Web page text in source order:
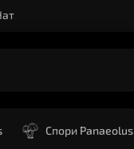
Спори Panaeolus